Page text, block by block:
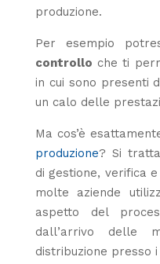
produzione.
Per esempio
controllo che ti
in cui sono presenti
un calo delle
Ma cos’è
produzione? Si
di gestione, verifica
molte aziende
aspetto del
dall’arrivo delle
distribuzione presso